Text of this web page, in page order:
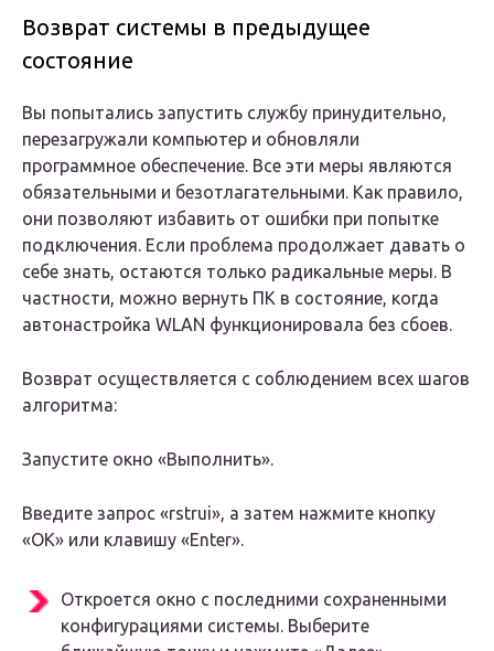
Возврат системы в предыдущее
состояние
Вы попытались запустить службу принудительно,
перезагружали компьютер и обновляли
программное обеспечение. Все эти меры являются
обязательными и безотлагательными. Как правило,
они позволяют избавить от ошибки при попытке
подключения. Если проблема продолжает давать о
себе знать, остаются только радикальные меры. В
частности, можно вернуть ПК в состояние, когда
автонастройка WLAN функционировала без сбоев.
Возврат осуществляется с соблюдением всех шагов
алгоритма:
Запустите окно «Выполнить».
Введите запрос «rstrui», а затем нажмите кнопку
«ОК» или клавишу «Enter».
Откроется окно с последними сохраненными
конфигурациями системы. Выберите